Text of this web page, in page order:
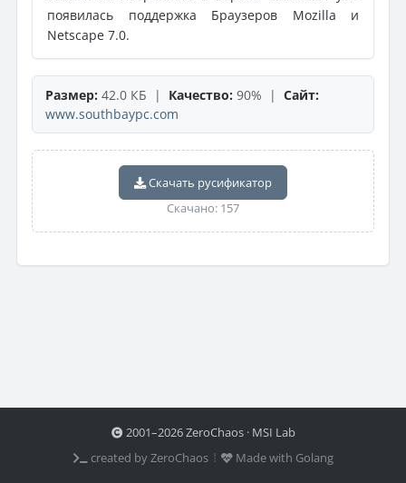
появилась поддержка Браузеров Mozilla и
Netscape 7.0.
Размер: 42.0 КБ | Качество: 90% | Сайт:
www.southbaypc.com
Скачать русификатор
Скачано: 157
2001–2026 ZeroChaos · MSI Lab
created by ZeroChaos ⦙
Made with Golang